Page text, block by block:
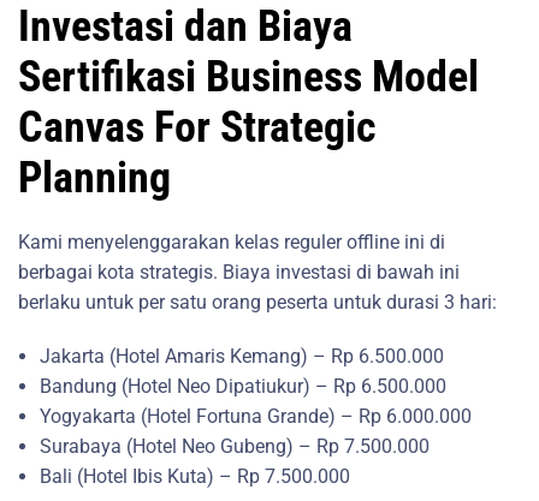
Investasi dan Biaya
Sertifikasi Business Model
Canvas For Strategic
Planning
Kami menyelenggarakan kelas reguler offline ini di
berbagai kota strategis. Biaya investasi di bawah ini
berlaku untuk per satu orang peserta untuk durasi 3 hari:
Jakarta (Hotel Amaris Kemang) – Rp 6.500.000
Bandung (Hotel Neo Dipatiukur) – Rp 6.500.000
Yogyakarta (Hotel Fortuna Grande) – Rp 6.000.000
Surabaya (Hotel Neo Gubeng) – Rp 7.500.000
Bali (Hotel Ibis Kuta) – Rp 7.500.000